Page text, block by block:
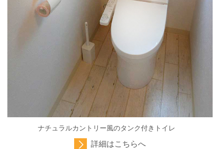
ナチュラルカントリー風のタンク付きトイレ
詳細はこちらへ